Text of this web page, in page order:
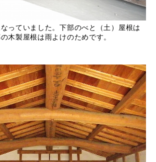
っていました。下部のべと（土）屋根は
木製屋根は雨よけのためです。